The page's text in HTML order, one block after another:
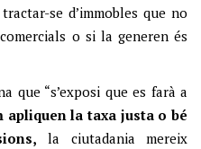
se d’immobles que no
o si la generen és
que “s’exposi que es farà a
apliquen la taxa justa o bé
la ciutadania mereix